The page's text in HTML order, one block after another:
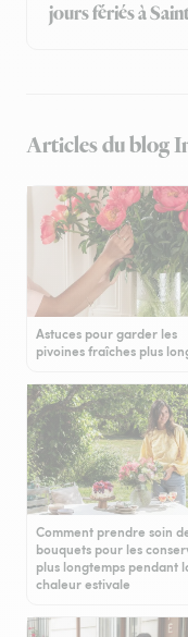
jours fériés à
Articles du blog
Astuces pour garder les
pivoines fraîches plus
Comment prendre soin
bouquets pour les
plus longtemps pendant
chaleur estivale